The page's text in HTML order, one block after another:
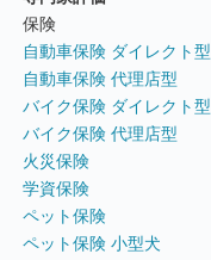
保険
自動車保険 ダイレクト型
自動車保険 代理店型
バイク保険 ダイレクト型
バイク保険 代理店型
火災保険
学資保険
ペット保険
ペット保険 小型犬